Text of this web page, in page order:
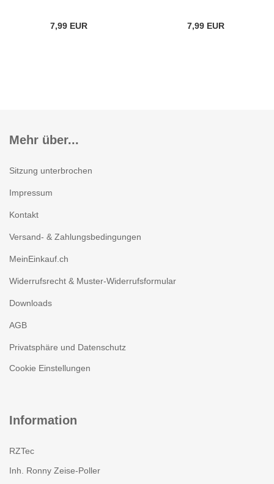
7,99 EUR 7,99 EUR
Mehr über...
Sitzung unterbrochen
Impressum
Kontakt
Versand- & Zahlungsbedingungen
MeinEinkauf.ch
Widerrufsrecht & Muster-Widerrufsformular
Downloads
AGB
Privatsphäre und Datenschutz
Cookie Einstellungen
Information
RZTec
Inh. Ronny Zeise-Poller